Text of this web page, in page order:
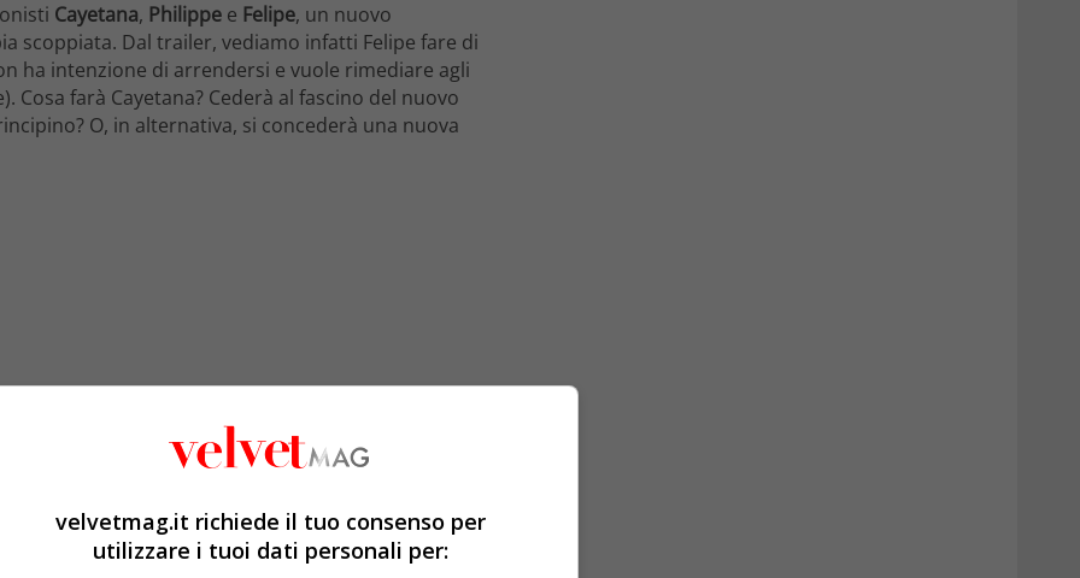
Cayetana, Philippe e Felipe, un nuovo
scoppiata. Dal trailer, vediamo infatti Felipe fare di
ha intenzione di arrendersi e vuole rimediare agli
farà Cayetana? Cederà al fascino del nuovo
O, in alternativa, si concederà una nuova
velvetmag.it richiede il tuo consenso per
utilizzare i tuoi dati personali per: